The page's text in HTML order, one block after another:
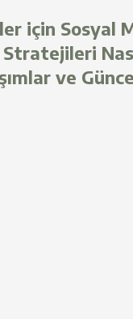
için Sosyal
ve